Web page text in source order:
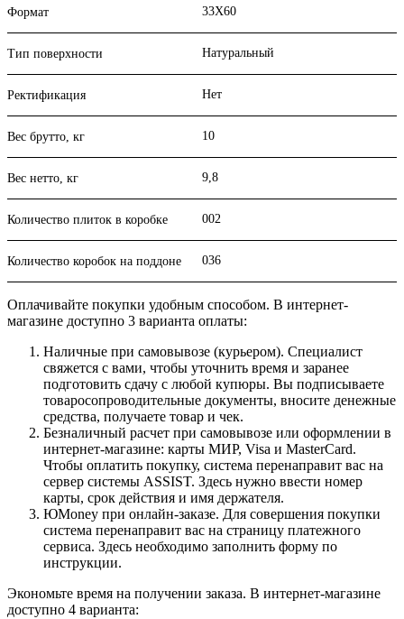
Формат 33X60
Тип поверхности Натуральный
Ректификация Нет
Вес брутто, кг 10
Вес нетто, кг 9,8
Количество плиток в коробке 002
Количество коробок на поддоне 036
Оплачивайте покупки удобным способом. В интернет-
магазине доступно 3 варианта оплаты:
Наличные при самовывозе (курьером). Специалист
свяжется с вами, чтобы уточнить время и заранее
подготовить сдачу с любой купюры. Вы подписываете
товаросопроводительные документы, вносите денежные
средства, получаете товар и чек.
Безналичный расчет при самовывозе или оформлении в
интернет-магазине: карты МИР, Visa и MasterCard.
Чтобы оплатить покупку, система перенаправит вас на
сервер системы ASSIST. Здесь нужно ввести номер
карты, срок действия и имя держателя.
ЮMoney при онлайн-заказе. Для совершения покупки
система перенаправит вас на страницу платежного
сервиса. Здесь необходимо заполнить форму по
инструкции.
Экономьте время на получении заказа. В интернет-магазине
доступно 4 варианта: